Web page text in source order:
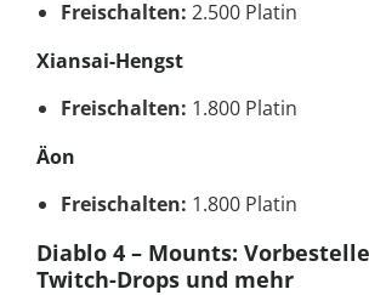
Freischalten: 2.500 Platin
Xiansai-Hengst
Freischalten: 1.800 Platin
Äon
Freischalten: 1.800 Platin
Diablo 4 – Mounts:
Twitch-Drops und mehr